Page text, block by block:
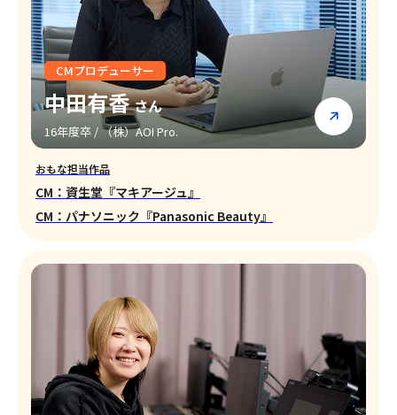
CMプロデューサー
中田有香さん
16年度卒 / （株）AOI Pro.
おもな担当作品
CM：資生堂『マキアージュ』
CM：パナソニック『Panasonic Beauty』